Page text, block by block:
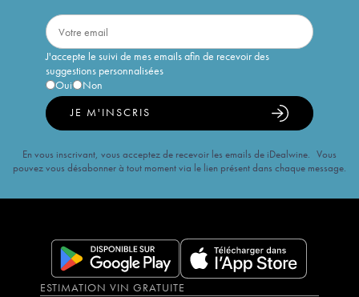
J'accepte le suivi de mes emails afin de recevoir des
suggestions personnalisées
Oui
Non
JE M'INSCRIS
En vous inscrivant, vous acceptez de recevoir les emails de iDealwine. Vous
pouvez vous désabonner à tout moment via le lien présent dans chaque message.
ESTIMATION VIN GRATUITE